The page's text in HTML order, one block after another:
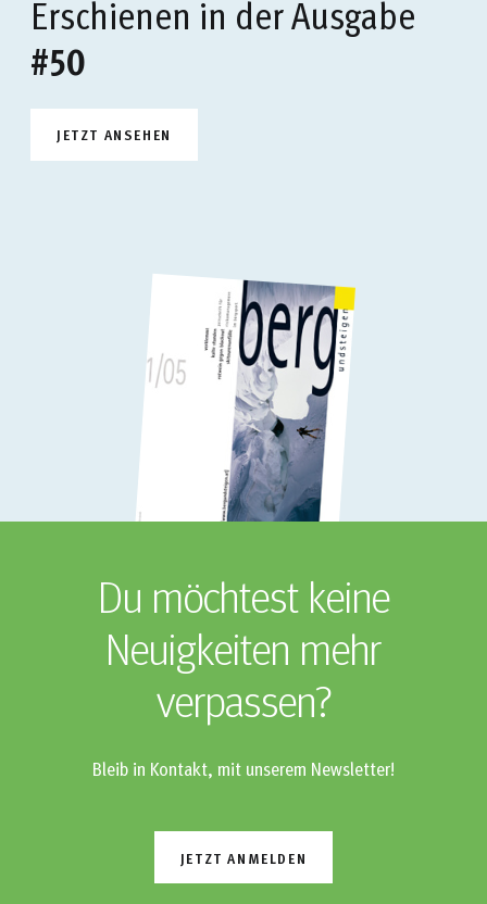
Erschienen in der Ausgabe
#50
JETZT ANSEHEN
Du möchtest keine
Neuigkeiten mehr
verpassen?
Bleib in Kontakt, mit unserem Newsletter!
JETZT ANMELDEN